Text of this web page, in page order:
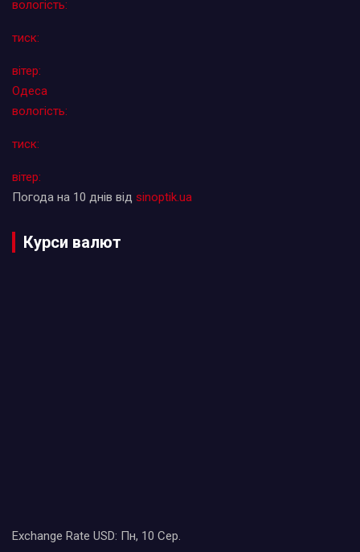
вологість:
тиск:
вітер:
Одеса
вологість:
тиск:
вітер:
Погода на 10 днів від sinoptik.ua
Курси валют
Exchange Rate USD: Пн, 10 Сер.